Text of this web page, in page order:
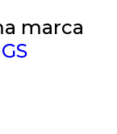
marca